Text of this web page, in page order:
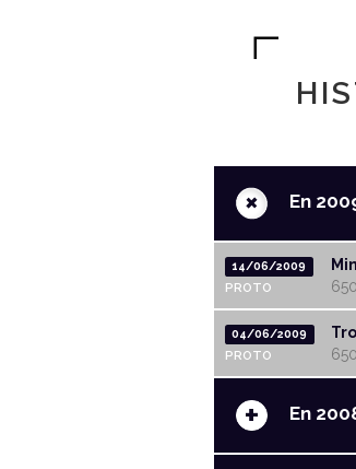
+ En
14/06/2009
PROTO
04/06/2009
PROTO
+ En